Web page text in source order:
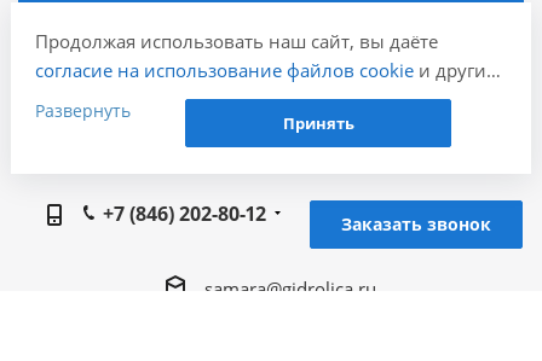
+7 (846) 202-80-12
Заказать звонок
samara@gidrolica.ru
Продолжая использовать наш сайт, вы даёте
согласие на использование файлов cookieи других
пользовательских данных (включая IP-адрес,
сведения о местоположении, устройстве, действиях
ретаргетинга и использования систем аналитики
(например, Яндекс.Метрика), в соответствии с
Политикой обработки персональных
Развернуть
Принять